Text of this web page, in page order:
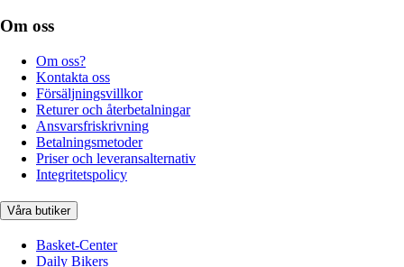
Om oss
Om oss?
Kontakta oss
Försäljningsvillkor
Returer och återbetalningar
Ansvarsfriskrivning
Betalningsmetoder
Priser och leveransalternativ
Integritetspolicy
Våra butiker
Basket-Center
Daily Bikers